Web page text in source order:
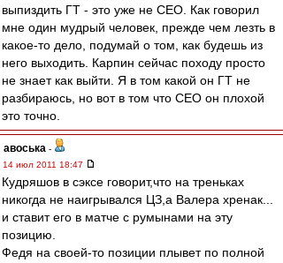
выпиздить ГТ - это уже не CEO. Как говорил
мне один мудрый человек, прежде чем лезть в
какое-то дело, подумай о том, как будешь из
него выходить. Карпин сейчас походу просто
не знает как выйти. Я в том какой он ГТ не
разбираюсь, но вот в том что CEO он плохой
это точно.
авоська -
14 июл 2011 18:47
Кудряшов в сэксе говорит,что на треньках
никогда не наигрывался ЦЗ,а Валера хренак...
и ставит его в матче с румынами на эту
позицию.
Федя на своей-то позиции плывет по полной